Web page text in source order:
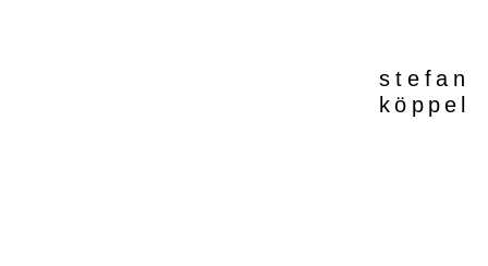
stefan
köppel